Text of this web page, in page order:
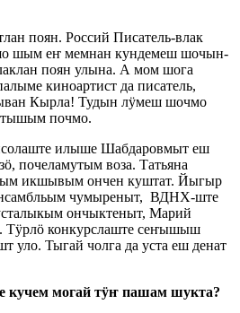
поян. Россий Писатель-влак
шым еҥ мемнан кундемеш шочын-
поян улына. А мом шога
киноартист да писатель,
Кырла! Тудын лӱмеш шочмо
почмо.
илыше Шабдаровмыт еш
почеламутым воза. Татьяна
икшывым ончен куштат. Йыгыр
чумыреныт, ВДНХ-ште
ончыктеныт, Марий
Тӱрлӧ конкурслаште сеҥышыш
уло. Тыгай чолга да уста еш денат
кучем могай тӱҥ пашам шукта?